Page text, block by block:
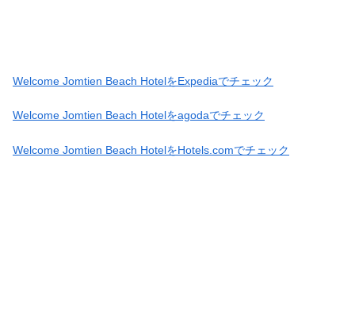
Welcome Jomtien Beach HotelをExpediaでチェック
Welcome Jomtien Beach Hotelをagodaでチェック
Welcome Jomtien Beach HotelをHotels.comでチェック